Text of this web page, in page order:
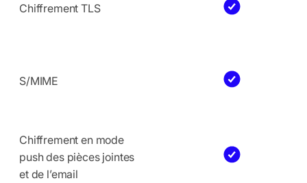
Chiffrement TLS
S/MIME
Chiffrement en mode
push des pièces jointes
et de l’email